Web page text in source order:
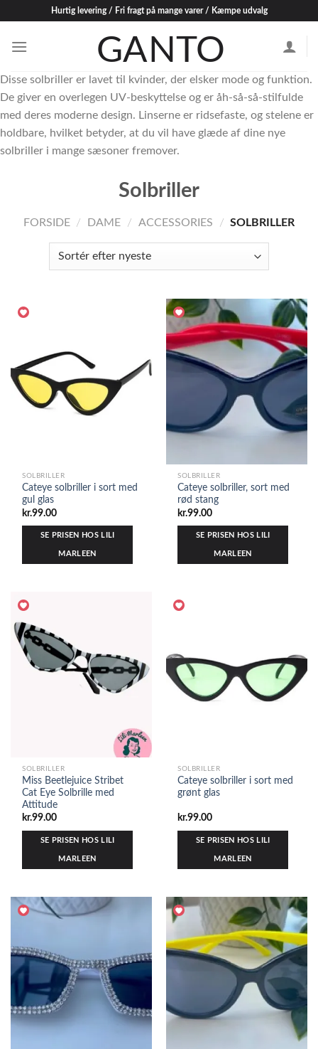
content
Hurtig levering / Fri fragt på mange varer / Kæmpe udvalg
Disse solbriller er lavet til kvinder, der elsker mode og funktion.
De giver en overlegen UV-beskyttelse og er åh-så-så-stilfulde
med deres moderne design. Linserne er ridsefaste, og stelene er
holdbare, hvilket betyder, at du vil have glæde af dine nye
solbriller i mange sæsoner fremover.
Solbriller
FORSIDE / DAME / ACCESSORIES / SOLBRILLER
SOLBRILLER
Cateye solbriller i sort med
gul glas
kr.99.00
SE PRISEN HOS LILI
MARLEEN
SOLBRILLER
Cateye solbriller, sort med
rød stang
kr.99.00
SE PRISEN HOS LILI
MARLEEN
SOLBRILLER
Miss Beetlejuice Stribet
Cat Eye Solbrille med
Attitude
kr.99.00
SE PRISEN HOS LILI
MARLEEN
SOLBRILLER
Cateye solbriller i sort med
grønt glas
kr.99.00
SE PRISEN HOS LILI
MARLEEN